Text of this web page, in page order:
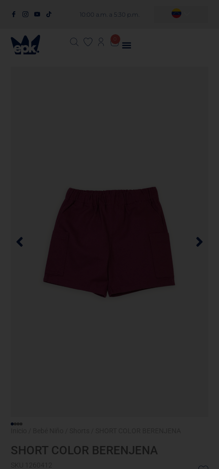
10:00 a.m. a 5:30 p.m.
SHORT COLOR BERENJENA
SKU 1260412